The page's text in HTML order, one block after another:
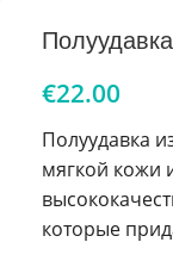
€22.00
Полуудавка
мягкой кожи
которые